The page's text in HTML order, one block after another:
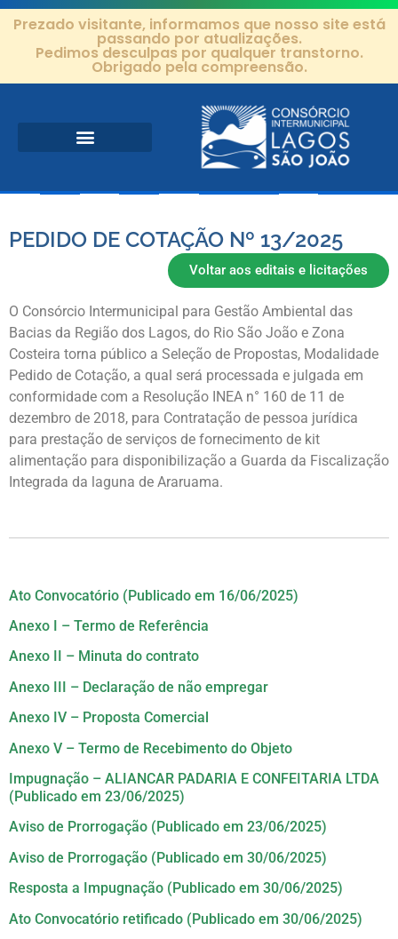
Prezado visitante, informamos que nosso site está
passando por atualizações.
Pedimos desculpas por qualquer transtorno.
Obrigado pela compreensão.
PEDIDO DE COTAÇÃO Nº 13/2025
Voltar aos editais e licitações
O Consórcio Intermunicipal para Gestão Ambiental das
Bacias da Região dos Lagos, do Rio São João e Zona
Costeira torna público a Seleção de Propostas, Modalidade
Pedido de Cotação, a qual será processada e julgada em
conformidade com a Resolução INEA n° 160 de 11 de
dezembro de 2018, para Contratação de pessoa jurídica
para prestação de serviços de fornecimento de kit
alimentação para disponibilização a Guarda da Fiscalização
Integrada da laguna de Araruama.
Ato Convocatório (Publicado em 16/06/2025)
Anexo I – Termo de Referência
Anexo II – Minuta do contrato
Anexo III – Declaração de não empregar
Anexo IV – Proposta Comercial
Anexo V – Termo de Recebimento do Objeto
Impugnação – ALIANCAR PADARIA E CONFEITARIA LTDA
(Publicado em 23/06/2025)
Aviso de Prorrogação (Publicado em 23/06/2025)
Aviso de Prorrogação (Publicado em 30/06/2025)
Resposta a Impugnação (Publicado em 30/06/2025)
Ato Convocatório retificado (Publicado em 30/06/2025)